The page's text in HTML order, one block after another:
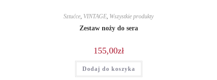
Sztućce, VINTAGE, Wszystkie produkty
Zestaw noży do sera
155,00zł
Dodaj do koszyka